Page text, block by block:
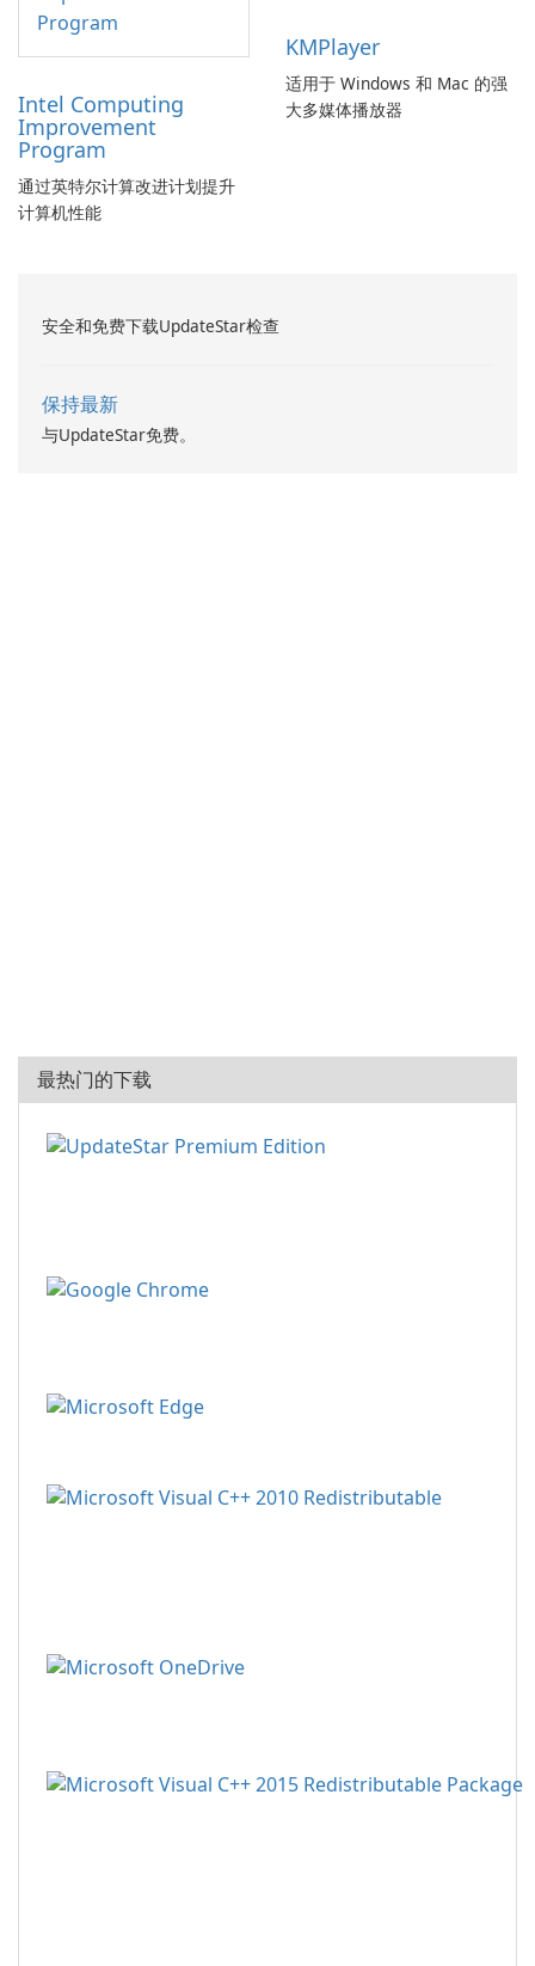
Intel Computing
Improvement
Program
通过英特尔计算改进计划提升
计算机性能
KMPlayer
适用于 Windows 和 Mac 的强
大多媒体播放器
安全和免费下载UpdateStar检查
保持最新
与UpdateStar免费。
最热门的下载